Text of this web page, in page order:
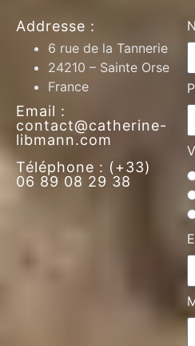
Addresse :
6 rue de la Tannerie
24210 – Sainte Orse
France
Email :
contact@catherine-
libmann.com
Téléphone : (+33)
06 89 08 29 38